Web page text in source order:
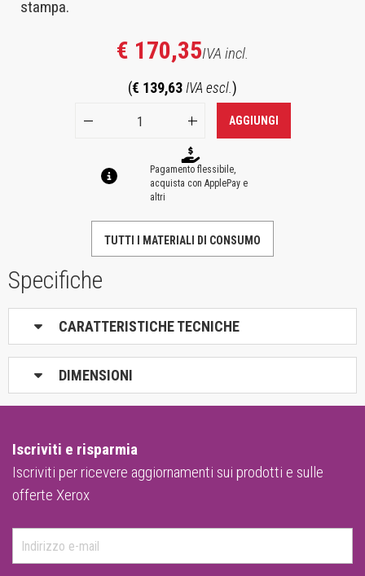
stampa.
€ 170,35IVA incl.
(€ 139,63 IVA escl.)
AGGIUNGI
Pagamento flessibile,
acquista con ApplePay e
altri
TUTTI I MATERIALI DI CONSUMO
Specifiche
CARATTERISTICHE TECNICHE
DIMENSIONI
Iscriviti e risparmia
Iscriviti per ricevere aggiornamenti sui prodotti e sulle
offerte Xerox